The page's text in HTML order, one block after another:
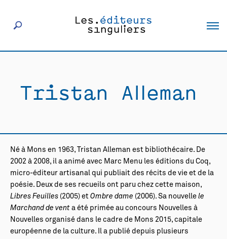
Éditeurs
Actualités
Rencontres
Tristan Alleman
Né à Mons en 1963, Tristan Alleman est bibliothécaire. De
2002 à 2008, il a animé avec Marc Menu les éditions du Coq,
micro-éditeur artisanal qui publiait des récits de vie et de la
poésie. Deux de ses recueils ont paru chez cette maison,
Libres Feuilles (2005) et Ombre dame (2006). Sa nouvelle le
Marchand de vent a été primée au concours Nouvelles à
Nouvelles organisé dans le cadre de Mons 2015, capitale
européenne de la culture. Il a publié depuis plusieurs